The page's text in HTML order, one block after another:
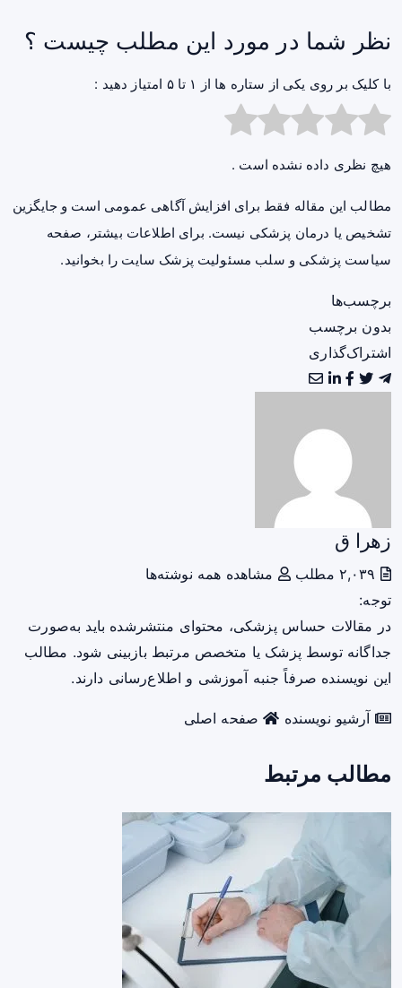
نظر شما در مورد این مطلب چیست ؟
با کلیک بر روی یکی از ستاره ها از ۱ تا ۵ امتیاز دهید :
هیچ نظری داده نشده است .
مطالب این مقاله فقط برای افزایش آگاهی عمومی است و جایگزین
تشخیص یا درمان پزشکی نیست. برای اطلاعات بیشتر، صفحه
سیاست پزشکی و سلب مسئولیت پزشک سایت را بخوانید.
برچسب‌ها
بدون برچسب
اشتراک‌گذاری
زهرا ق
مشاهده همه نوشته‌ها
توجه:
در مقالات حساس پزشکی، محتوای منتشرشده باید به‌صورت
جداگانه توسط پزشک یا متخصص مرتبط بازبینی شود. مطالب
این نویسنده صرفاً جنبه آموزشی و اطلاع‌رسانی دارند.
آرشیو نویسنده صفحه اصلی
مطالب مرتبط